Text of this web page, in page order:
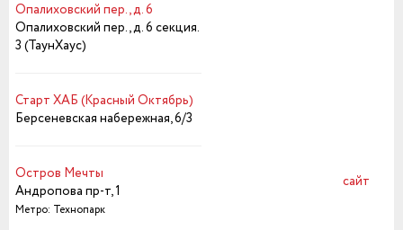
Опалиховский пер., д. 6
Опалиховский пер., д. 6 секция.
3 (ТаунХаус)
Старт ХАБ (Красный Октябрь)
Берсеневская набережная, 6/3
Остров Мечты
Андропова пр-т, 1
Метро: Технопарк
сайт